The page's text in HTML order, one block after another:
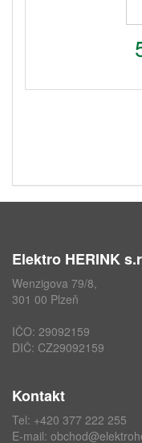
Elektro HERINK
Wenzigova 79/8,
301 00 Plzeň
IČO: 29092159
DIČ: CZ29092159
Kontakt
Tel: +420 377 222 255
E-mail: